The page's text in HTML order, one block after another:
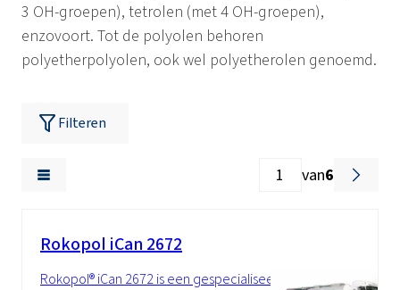
3 OH-groepen), tetrolen (met 4 OH-groepen),
enzovoort. Tot de polyolen behoren
polyetherpolyolen, ook wel polyetherolen genoemd.
Filteren
van6
Rokopol iCan 2672
Rokopol® iCan 2672 is een gespecialiseerde